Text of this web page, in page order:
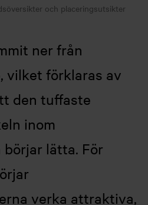
och placeringsutsikter
ner från
vilket förklaras av
den tuffaste
inom
lätta. För
verka attraktiva,